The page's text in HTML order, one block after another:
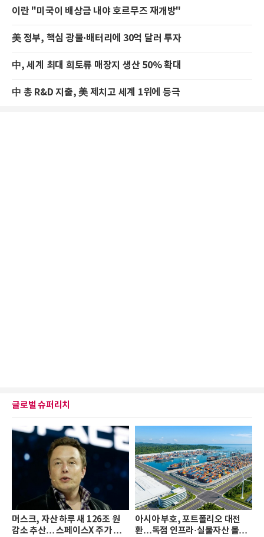
이란 "미국이 배상금 내야 호르무즈 재개방"
美 정부, 핵심 광물·배터리에 30억 달러 투자
中, 세계 최대 희토류 매장지 생산 50% 확대
中 총 R&D 지출, 美 제치고 세계 1위에 등극
글로벌 슈퍼리치
머스크, 자산 하루 새 126조 원
감소 추산… 스페이스X 주가 하
아시아 부호, 포트폴리오 대전
환…독점 인프라·실물자산 몰린